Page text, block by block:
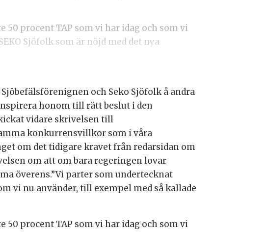
procent TAP som vi har idag och som vi
Sjöfolk som är nöjd med det nya
och Seko Sjöfolk å andra
honom till rätt beslut i den
vidare skrivelsen till
konkurrensvillkor som i våra
om det tidigare kravet från redarsidan om
om att om bara regeringen lovar
överens.”Vi parter som undertecknat
vi nu använder, till exempel med så kallade
procent TAP som vi har idag och som vi